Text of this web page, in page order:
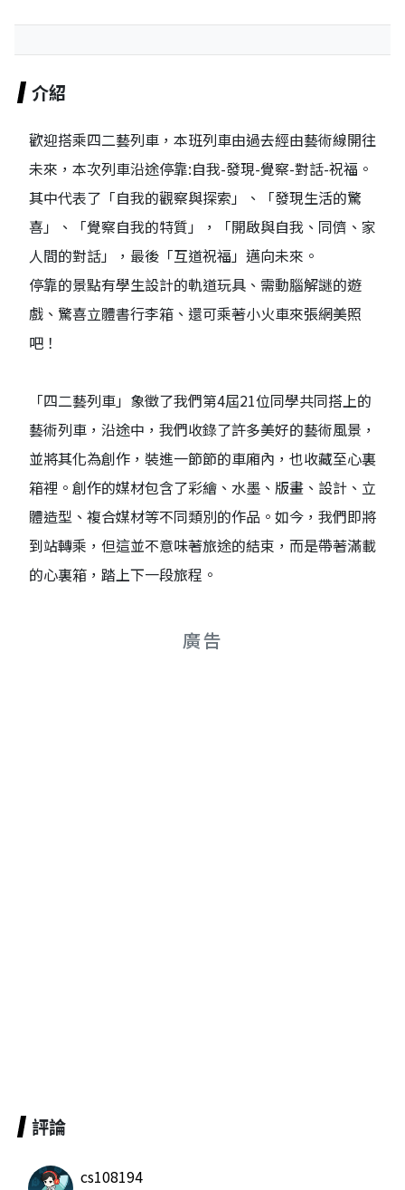
介紹
歡迎搭乘四二藝列車，本班列車由過去經由藝術線開往
未來，本次列車沿途停靠:自我-發現-覺察-對話-祝福。
其中代表了「自我的觀察與探索」、「發現生活的驚
喜」、「覺察自我的特質」，「開啟與自我、同儕、家
人間的對話」，最後「互道祝福」邁向未來。
停靠的景點有學生設計的軌道玩具、需動腦解謎的遊
戲、驚喜立體書行李箱、還可乘著小火車來張網美照
吧！
「四二藝列車」象徵了我們第4屆21位同學共同搭上的
藝術列車，沿途中，我們收錄了許多美好的藝術風景，
並將其化為創作，裝進一節節的車廂內，也收藏至心裏
箱裡。創作的媒材包含了彩繪、水墨、版畫、設計、立
體造型、複合媒材等不同類別的作品。如今，我們即將
到站轉乘，但這並不意味著旅途的結束，而是帶著滿載
的心裏箱，踏上下一段旅程。
廣告
評論
cs108194